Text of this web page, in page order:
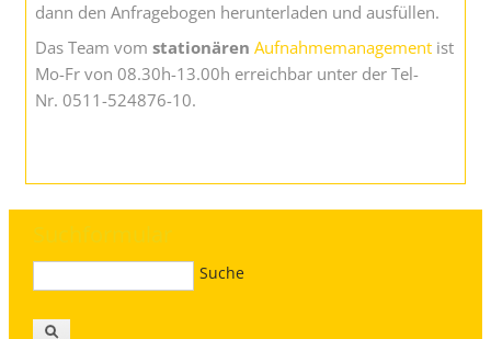
dann den Anfragebogen herunterladen und ausfüllen.
Das Team vomstationärenAufnahmemanagement ist
Mo-Fr von 08.30h-13.00h erreichbar unter der Tel-
Nr. 0511-524876-10.
Suche